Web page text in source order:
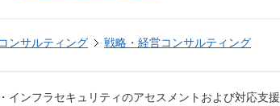
コンサルティング 戦略・経営コンサルティング
・インフラセキュリティのアセスメントおよび対応支援